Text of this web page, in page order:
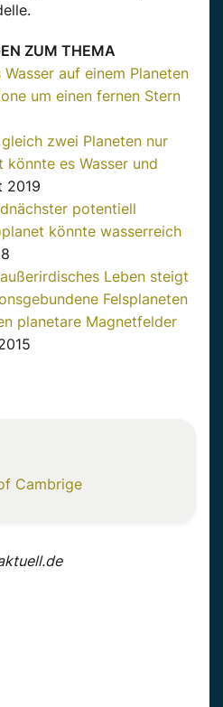
ZUM THEMA
auf einem Planeten
um einen fernen Stern
zwei Planeten nur
es Wasser und
2019
potentiell
könnte wasserreich
Leben steigt
Felsplaneten
planetare Magnetfelder
Cambrige